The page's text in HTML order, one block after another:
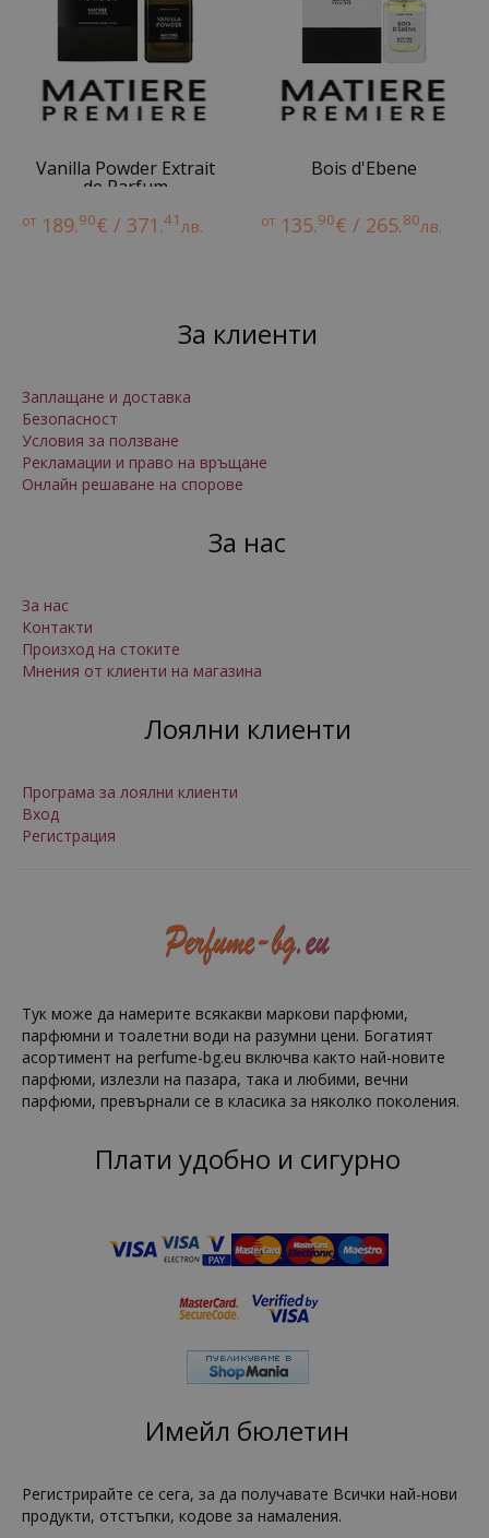
Vanilla Powder Extrait
de Parfum
от 189.90€ / 371.41лв.
Bois d'Ebene
от 135.90€ / 265.80лв.
За клиенти
Заплащане и доставка
Безопасност
Условия за ползване
Рекламации и право на връщане
Онлайн решаване на спорове
За нас
За нас
Контакти
Произход на стоките
Мнения от клиенти на магазина
Лоялни клиенти
Програма за лоялни клиенти
Вход
Регистрация
Тук може да намерите всякакви маркови парфюми,
парфюмни и тоалетни води на разумни цени. Богатият
асортимент на perfume-bg.eu включва както най-новите
парфюми, излезли на пазара, така и любими, вечни
парфюми, превърнали се в класика за няколко поколения.
Плати удобно и сигурно
Имейл бюлетин
Регистрирайте се сега, за да получавате Всички най-нови
продукти, отстъпки, кодове за намаления.